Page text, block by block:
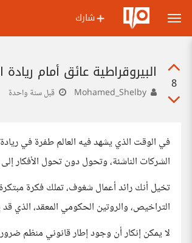
شارك
8
البيروقراطية عائق أمام ريادة
قبل سنة واحدة
في الوقت الذي يشهد فيه العالم طفرة في
الشركات الناشئة، وتحول دون تحول الأفكار
تخيل أنك رائد أعمال شغوف، تملك فكرة
التراخيص، والروتين الحكومي المعقد، الذي
لا يمكن إنكار أن وجود إطار قانوني منظم